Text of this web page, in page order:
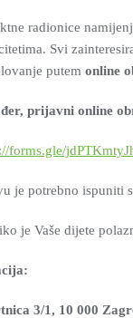
radionice
Svi
putem online
prijavni online
forms.gle/
je potrebno ispuniti
je Vaše dijete
3/1, 10 000